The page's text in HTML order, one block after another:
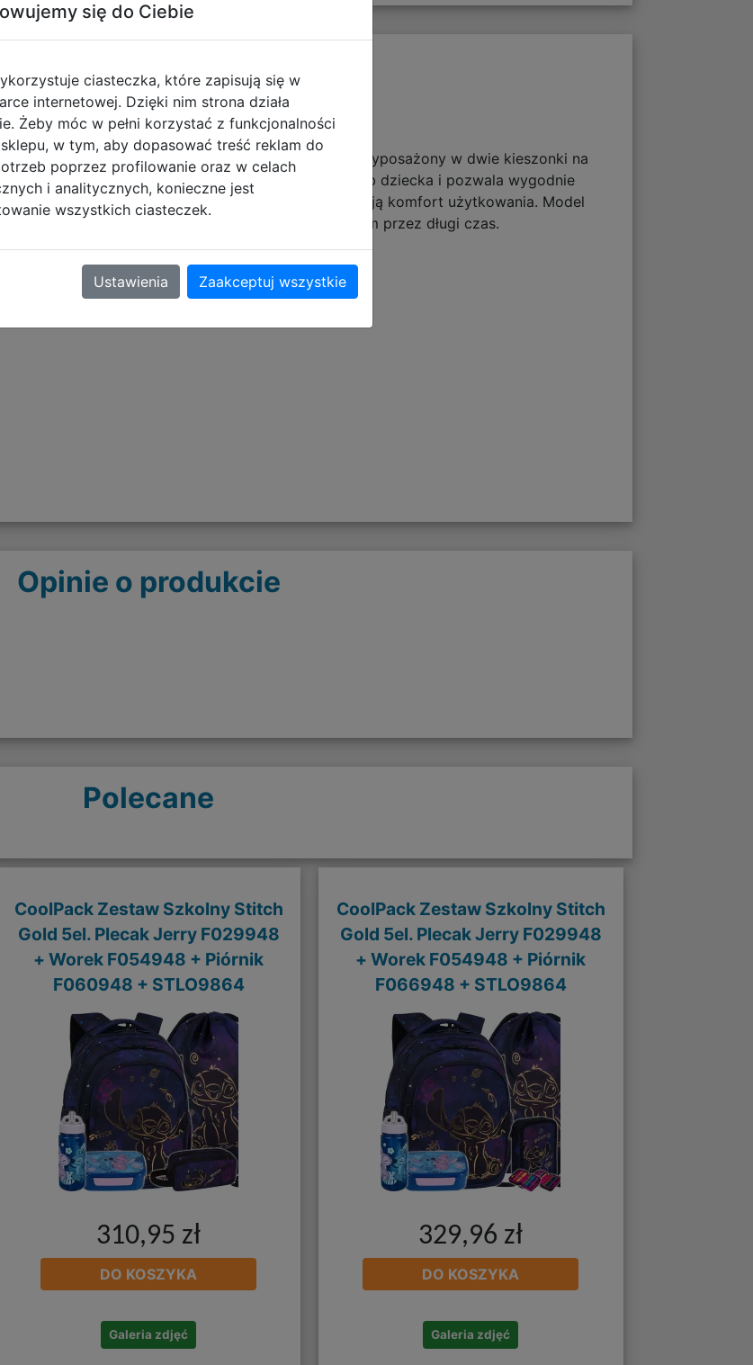
Opis produktu
nawet najbardziej wymagających uczniów. Wyposażony w dwie kieszonki na
dopasowuje się do indywidualnych potrzeb dziecka i pozwala wygodnie
wyprofilowane plecy i wyściełane szelki zapewniają komfort użytkowania. Model
materiałów, które pozwalają cieszyć się plecakiem przez długi czas.
Opinie o produkcie
Polecane
CoolPack Zestaw Szkolny Stitch
Gold 5el. Plecak Jerry F029948
+ Worek F054948 + Piórnik
F060948 + STLO9864
310,95 zł
DO KOSZYKA
Galeria zdjęć
CoolPack Zestaw Szkolny Stitch
Gold 5el. Plecak Jerry F029948
+ Worek F054948 + Piórnik
F066948 + STLO9864
329,96 zł
DO KOSZYKA
Galeria zdjęć
się do Ciebie
ciasteczka, które zapisują się w
internetowej. Dzięki nim strona działa
Żeby móc w pełni korzystać z funkcjonalności
w tym, aby dopasować treść reklam do
poprzez profilowanie oraz w celach
i analitycznych, konieczne jest
wszystkich ciasteczek.
Ustawienia Zaakceptuj wszystkie